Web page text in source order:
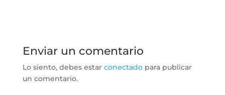
Enviar un comentario
Lo siento, debes estar conectadopara publicar
un comentario.